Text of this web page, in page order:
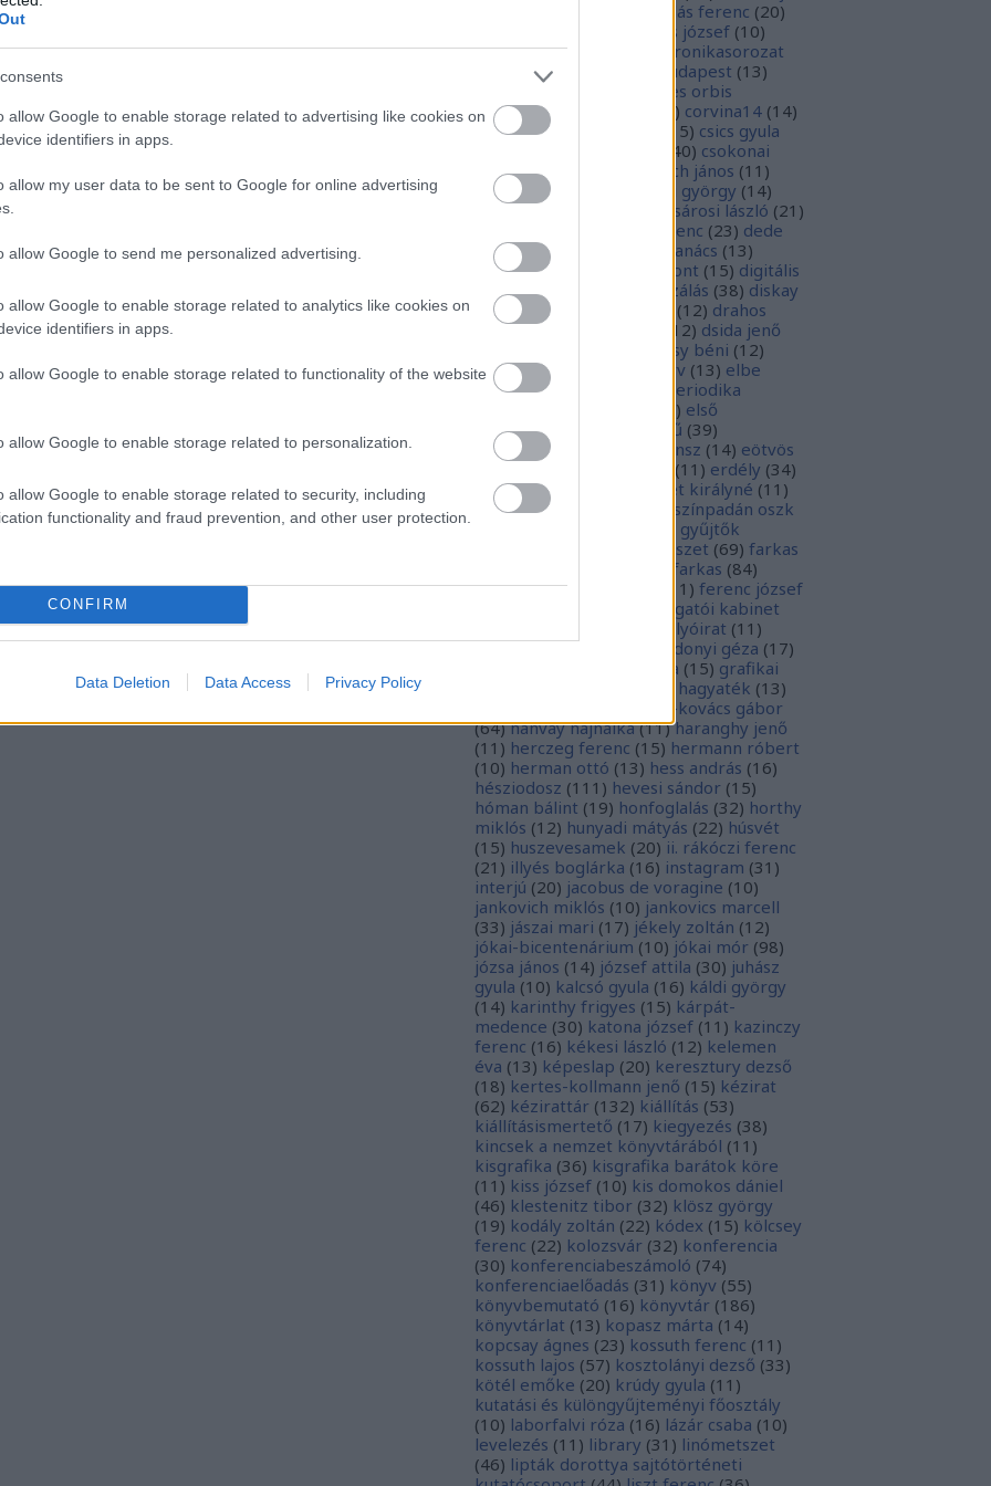
allow Google to enable storage related to advertising like cookies on
identifiers in apps.
allow my user data to be sent to Google for online advertising
allow Google to send me personalized advertising.
allow Google to enable storage related to analytics like cookies on
identifiers in apps.
allow Google to enable storage related to functionality of the website
allow Google to enable storage related to personalization.
allow Google to enable storage related to security, including
functionality and fraud prevention, and other user protection.
CONFIRM
Data Deletion Data Access Privacy Policy
bordás ferenc (20)
borsos józsef (10)
bródy sándor
Budaikronikasorozat
budai krónika budapest (13)
civitates orbis
terrarum
) corvina14 (14)
csevej (24 15) csics gyula
40) csokonai
vitéz mihály
damjanich jános (11 )
dancs szabolcs
danku györgy (14)
dante alighieri
deák-sárosi lászló (21 )
deák ferenc (23) dede
franciska
diaszpóra tanács (13)
digitális bölcsészeti központ (15) digitális
képarchívum
digitalizálás (38) diskay
lenke
) (12) drahos
istván (20 12) dsida jenő
egressy béni (12)
egressy gábor
ekönyv (13) elbe
istván (70
elektronikus periodika
) első
világháború
emlékmű (39)
emlékműrombolás
ensz (14) eötvös
(11 ) erdély (34)
erkel ferenc
erzsébet királyné (11 )
európai unió
európa színpadán oszk
ex libris gyűjtők
fametszet (69) farkas
farkas gábor farkas (84)
fedák sári (11 11 ) ferenc józsef
főigazgatói kabinet
folyóirat (11 )
galambos ferenc
gárdonyi géza (17)
grafika (15) grafikai
hagyaték (13)
hamvai-kovács gábor
(64) hanvay hajnalka (11) haranghy jenő
(11 ) herczeg ferenc (15) hermann róbert
(10) herman ottó (13) hess andrás (16)
hésziodosz (111 ) hevesi sándor (15)
hóman bálint (19) honfoglalás (32) horthy
miklós (12) hunyadi mátyás (22) húsvét
(15) huszevesamek (20) ii. rákóczi ferenc
(21 ) illyés boglárka (16) instagram (31 )
interjú (20) jacobus de voragine (10)
jankovich miklós (10) jankovics marcell
(33) jászai mari (17) jékely zoltán (12)
jókai-bicentenárium (10) jókai mór (98)
józsa jános (14) józsef attila (30) juhász
gyula (10) kalcsó gyula (16) káldi györgy
(14) karinthy frigyes (15) kárpát-
medence (30) katona józsef (11 ) kazinczy
ferenc (16) kékesi lászló (12) kelemen
éva (13) képeslap (20) keresztury dezső
(18) kertes-kollmann jenő (15) kézirat
(62) kézirattár (132) kiállítás (53)
kiállításismertető (17) kiegyezés (38)
kincsek a nemzet könyvtárából (11 )
kisgrafika (36) kisgrafika barátok köre
(11 ) kiss józsef (10) kis domokos dániel
(46) klestenitz tibor (32) klösz györgy
(19) kodály zoltán (22) kódex (15) kölcsey
ferenc (22) kolozsvár (32) konferencia
(30) konferenciabeszámoló (74)
konferenciaelőadás (31 ) könyv (55)
könyvbemutató (16) könyvtár (186)
könyvtárlat (13) kopasz márta (14)
kopcsay ágnes (23) kossuth ferenc (11 )
kossuth lajos (57) kosztolányi dezső (33)
kötél emőke (20) krúdy gyula (11 )
kutatási és különgyűjteményi főosztály
(10) laborfalvi róza (16) lázár csaba (10)
levelezés (11 ) library (31 ) linómetszet
(46) lipták dorottya sajtótörténeti